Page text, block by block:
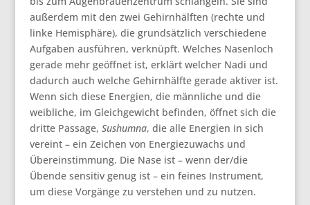
außerdem mit den zwei Gehirnhälften (rechte und
linke Hemisphäre), die grundsätzlich verschiedene
Aufgaben ausführen, verknüpft. Welches Nasenloch
gerade mehr geöffnet ist, erklärt welcher Nadi und
dadurch auch welche Gehirnhälfte gerade aktiver ist.
Wenn sich diese Energien, die männliche und die
weibliche, im Gleichgewicht befinden, öffnet sich die
dritte Passage, Sushumna, die alle Energien in sich
vereint – ein Zeichen von Energiezuwachs und
Übereinstimmung. Die Nase ist – wenn der/die
Übende sensitiv genug ist – ein feines Instrument,
um diese Vorgänge zu verstehen und zu nutzen.